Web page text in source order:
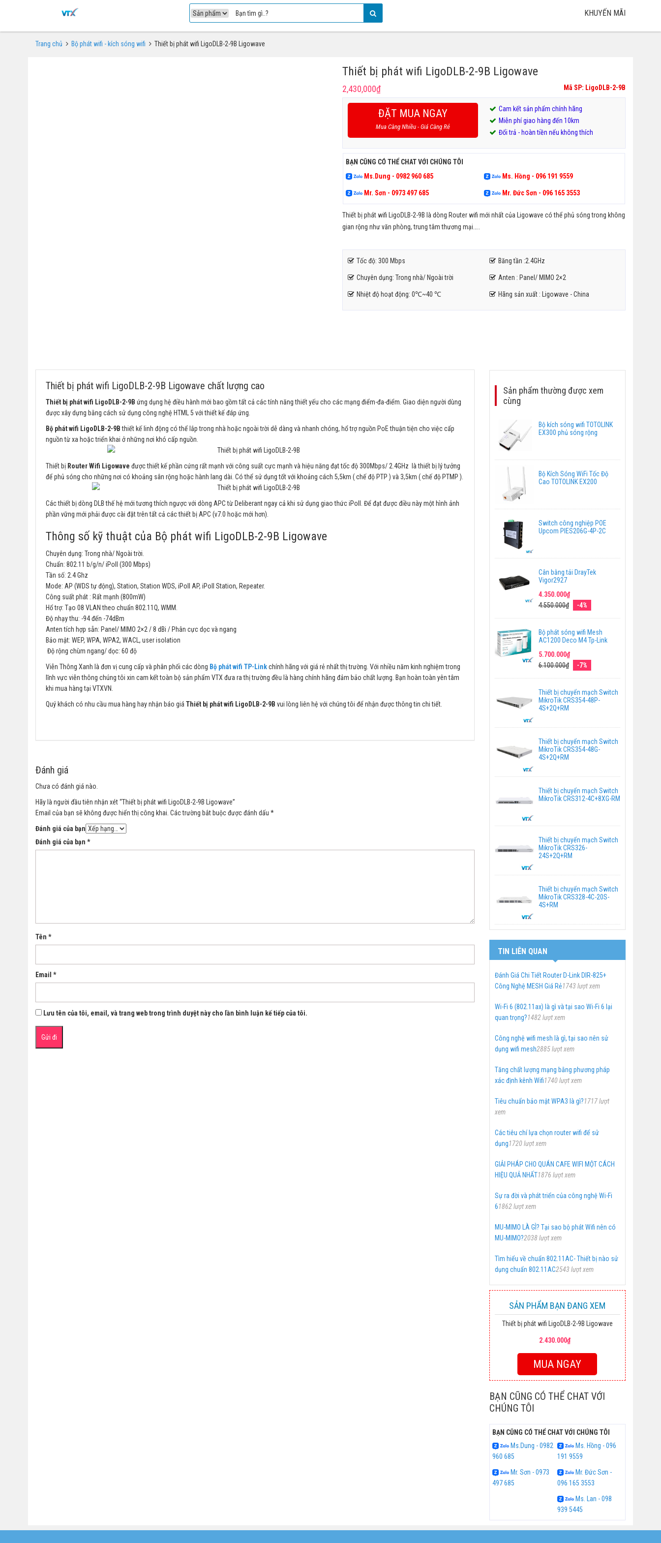
KHUYẾN MÃI
Trang chủ Bộ phát wifi - kích sóng wifi Thiết bị phát wifi LigoDLB-2-9B Ligowave
Thiết bị phát wifi LigoDLB-2-9B Ligowave
2,430,000₫ Mã SP: LigoDLB-2-9B
ĐẶT MUA NGAY
Mua Càng Nhiều - Giá Càng Rẻ
Cam kết sản phẩm chính hãng
Miễn phí giao hàng đến 10km
Đổi trả - hoàn tiền nếu không thích
BẠN CŨNG CÓ THỂ CHAT VỚI CHÚNG TÔI
Ms.Dung - 0982 960 685
Ms. Hồng - 096 191 9559
Mr. Sơn - 0973 497 685 Mr. Đức Sơn - 096 165 3553
Thiết bị phát wifi LigoDLB-2-9B là dòng Router wifi mới nhất của Ligowave có thể phủ sóng trong không
gian rộng như văn phòng, trung tâm thương mại…..
Tốc độ: 300 Mbps Băng tần :2.4GHz
Chuyên dụng: Trong nhà/ Ngoài trời Anten : Panel/ MIMO 2×2
Nhiệt độ hoạt động: 0℃~40 ℃ Hãng sản xuất : Ligowave - China
Thiết bị phát wifi LigoDLB-2-9B Ligowave chất lượng cao
Thiết bị phát wifi LigoDLB-2-9B ứng dụng hệ điều hành mới bao gồm tất cả các tính năng thiết yếu cho các mạng điểm-đa-điểm. Giao diện người dùng
được xây dựng bằng cách sử dụng công nghệ HTML 5 với thiết kế đáp ứng.
Bộ phát wifi LigoDLB-2-9Bthiết kế linh động có thể lắp trong nhà hoặc ngoài trời dễ dàng và nhanh chóng, hổ trợ nguồn PoE thuận tiện cho việc cấp
nguồn từ xa hoặc triển khai ở những nơi khó cấp nguồn.
Thiết bị Router Wifi Ligowave được thiết kế phần cứng rất mạnh với công suất cực mạnh và hiệu năng đạt tốc độ 300Mbps/ 2.4GHz là thiết bị lý tưởng
để phủ sóng cho những nơi có khoảng sân rộng hoặc hành lang dài. Có thể sử dụng tốt với khoảng cách 5,5km ( chế độ PTP ) và 3,5km ( chế độ PTMP ).
Các thiết bị dòng DLB thế hệ mới tương thích ngược với dòng APC từ Deliberant ngay cả khi sử dụng giao thức iPoll. Để đạt được điều này một hình ảnh
phần vững mới phải được cài đặt trên tất cả các thiết bị APC (v7.0 hoặc mới hơn).
Thông số kỹ thuật của Bộ phát wifi LigoDLB-2-9B Ligowave
Chuyên dụng: Trong nhà/ Ngoài trời.
Chuẩn: 802.11 b/g/n/ iPoll (300 Mbps)
Tần số: 2.4 Ghz
Mode: AP (WDS tự động), Station, Station WDS, iPoll AP, iPoll Station, Repeater.
Công suất phát : Rất mạnh (800mW)
Hổ trợ: Tạo 08 VLAN theo chuẩn 802.11Q, WMM.
Độ nhạy thu: -94 đến -74dBm
Anten tích hợp sẵn: Panel/ MIMO 2×2 / 8 dBi / Phân cực dọc và ngang
Bảo mật: WEP, WPA, WPA2, WACL, user isolation
Độ rộng chùm ngang/ dọc: 60 độ
Viễn Thông Xanh là đơn vị cung cấp và phân phối các dòng Bộ phát wifi TP-Linkchính hãng với giá rẻ nhất thị trường. Với nhiều năm kinh nghiệm trong
lĩnh vực viễn thông chúng tôi xin cam kết toàn bộ sản phẩm VTX đưa ra thị trường đều là hàng chính hãng đảm bảo chất lượng. Bạn hoàn toàn yên tâm
khi mua hàng tại VTXVN.
Quý khách có nhu cầu mua hàng hay nhận báo giá Thiết bị phát wifi LigoDLB-2-9B vui lòng liên hệ với chúng tôi để nhận được thông tin chi tiết.
Đánh giá
Chưa có đánh giá nào.
Hãy là người đầu tiên nhận xét “Thiết bị phát wifi LigoDLB-2-9B Ligowave”
Email của bạn sẽ không được hiển thị công khai. Các trường bắt buộc được đánh dấu *
Đánh giá của bạn
Đánh giá của bạn *
Tên *
Email *
Lưu tên của tôi, email, và trang web trong trình duyệt này cho lần bình luận kế tiếp của tôi.
Sản phẩm thường được xem
cùng
Bộ kích sóng wifi TOTOLINK
EX300 phủ sóng rộng
Bộ Kích Sóng WiFi Tốc Độ
Cao TOTOLINK EX200
Switch công nghiệp POE
Upcom PIES206G-4P-2C
Cân bằng tải DrayTek
Vigor2927
4.350.000₫
4.550.000₫
-4%
Bộ phát sóng wifi Mesh
AC1200 Deco M4 Tp-Link
5.700.000₫
6.100.000₫
-7%
Thiết bị chuyển mạch Switch
MikroTik CRS354-48P-
4S+2Q+RM
Thiết bị chuyển mạch Switch
MikroTik CRS354-48G-
4S+2Q+RM
Thiết bị chuyển mạch Switch
MikroTik CRS312-4C+8XG-RM
Thiết bị chuyển mạch Switch
MikroTik CRS326-
24S+2Q+RM
Thiết bị chuyển mạch Switch
MikroTik CRS328-4C-20S-
4S+RM
TIN LIÊN QUAN
Đánh Giá Chi Tiết Router D-Link DIR-825+
Công Nghệ MESH Giá Rẻ1743 lượt xem
Wi-Fi 6 (802.11ax) là gì và tại sao Wi-Fi 6 lại
quan trọng?1482 lượt xem
Công nghệ wifi mesh là gì, tại sao nên sử
dụng wifi mesh2885 lượt xem
Tăng chất lượng mạng bằng phương pháp
xác định kênh Wifi1740 lượt xem
Tiêu chuẩn bảo mật WPA3 là gì?1717 lượt
xem
Các tiêu chí lựa chọn router wifi để sử
dụng1720 lượt xem
GIẢI PHÁP CHO QUÁN CAFE WIFI MỘT CÁCH
HIỆU QUẢ NHẤT1876 lượt xem
Sự ra đời và phát triển của công nghệ Wi-Fi
61862 lượt xem
MU-MIMO LÀ GÌ? Tại sao bộ phát Wifi nên có
MU-MIMO?2038 lượt xem
Tìm hiểu về chuẩn 802.11AC- Thiết bị nào sử
dụng chuẩn 802.11AC2543 lượt xem
SẢN PHẨM BẠN ĐANG XEM
Thiết bị phát wifi LigoDLB-2-9B Ligowave
2.430.000₫
MUA NGAY
BẠN CŨNG CÓ THỂ CHAT VỚI
CHÚNG TÔI
BẠN CŨNG CÓ THỂ CHAT VỚI CHÚNG TÔI
Ms.Dung - 0982
960 685
Ms. Hồng - 096
191 9559
Mr. Sơn - 0973
497 685
Mr. Đức Sơn -
096 165 3553
Ms. Lan - 098
939 5445